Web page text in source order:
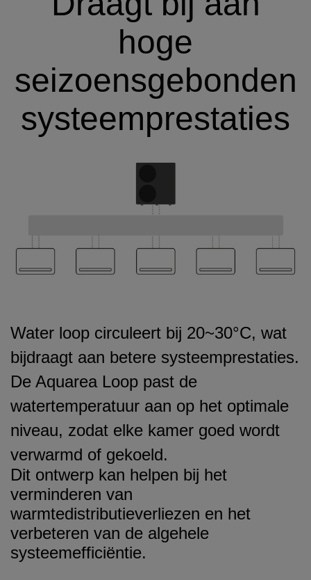
hoge
seizoensgebonden
systeemprestaties
Water loop circuleert bij 20~30°C, wat
bijdraagt aan betere systeemprestaties.
De Aquarea Loop past de
watertemperatuur aan op het optimale
niveau, zodat elke kamer goed wordt
verwarmd of gekoeld.
Dit ontwerp kan helpen bij het
verminderen van
warmtedistributieverliezen en het
verbeteren van de algehele
systeemefficiëntie.